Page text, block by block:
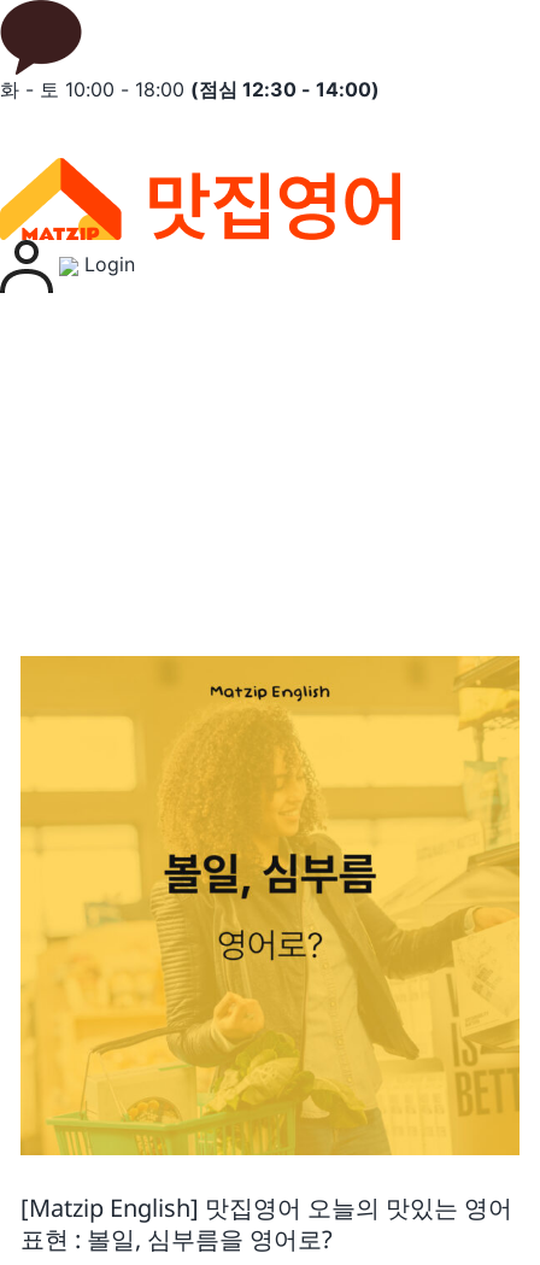
Skip
to
content
화 - 토 10:00 - 18:00 (점심 12:30 - 14:00)
Login
[Matzip English] 맛집영어 오늘의 맛있는 영어
표현 : 볼일, 심부름을 영어로?